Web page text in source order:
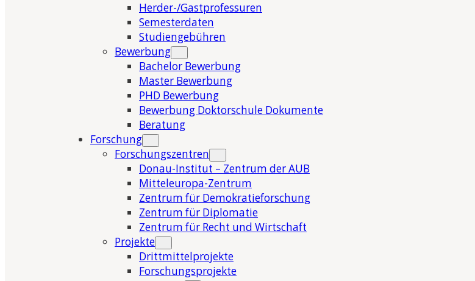
Herder-/Gastprofessuren
Semesterdaten
Studiengebühren
Bewerbung
Bachelor Bewerbung
Master Bewerbung
PHD Bewerbung
Bewerbung Doktorschule Dokumente
Beratung
Forschung
Forschungszentren
Donau-Institut – Zentrum der AUB
Mitteleuropa-Zentrum
Zentrum für Demokratieforschung
Zentrum für Diplomatie
Zentrum für Recht und Wirtschaft
Projekte
Drittmittelprojekte
Forschungsprojekte